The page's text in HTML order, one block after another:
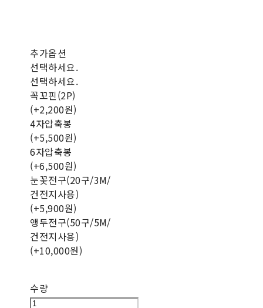
추가옵션
선택하세요.
선택하세요.
꼭꼬핀(2P)
(+2,200원)
4자압축봉
(+5,500원)
6자압축봉
(+6,500원)
눈꽃전구(20구/3M/
건전지사용)
(+5,900원)
앵두전구(50구/5M/
건전지사용)
(+10,000원)
수량